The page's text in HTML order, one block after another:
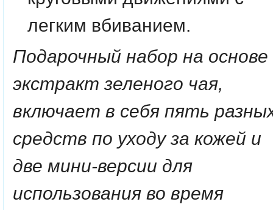
легким вбиванием.
Подарочный набор на основе
экстракт зеленого чая,
включает в себя пять
средств по уходу за кожей и
две мини-версии для
использования во время